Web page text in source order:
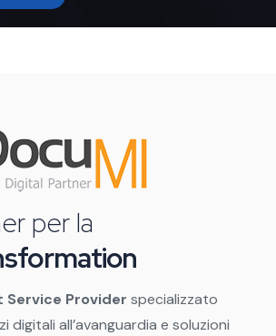
per la
Service Provider specializzato
digitali all’avanguardia e soluzioni